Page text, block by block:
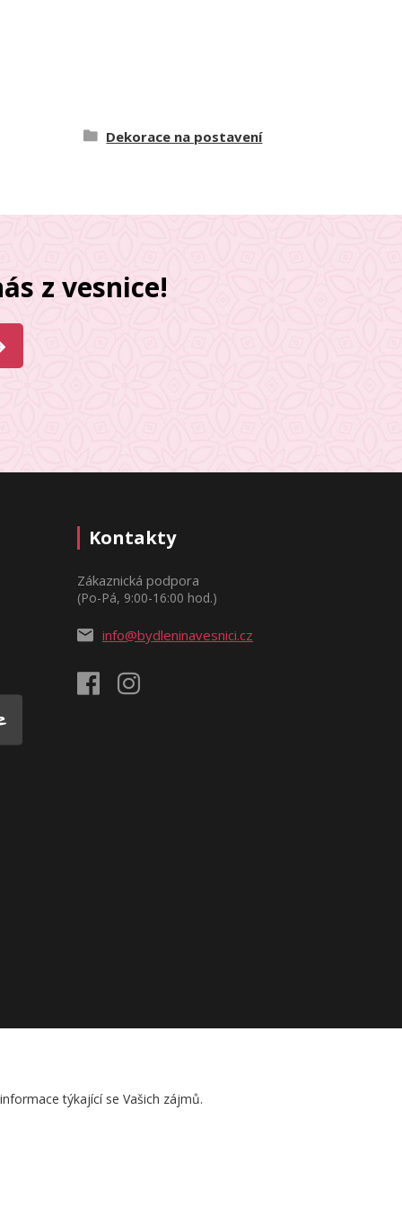
Dekorace na postavení
z vesnice!
Kontakty
Zákaznická podpora
(Po-Pá, 9:00-16:00 hod.)
info@bydleninavesnici.cz
týkající se Vašich zájmů.